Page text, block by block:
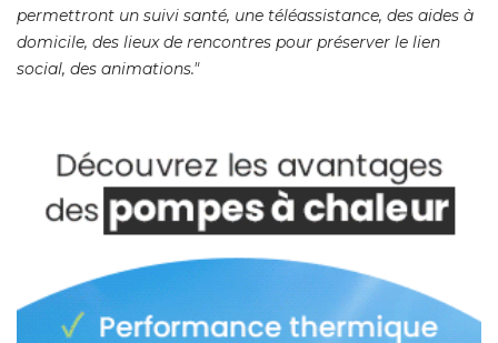
permettront un suivi santé, une téléassistance, des aides à
domicile, des lieux de rencontres pour préserver le lien
social, des animations."